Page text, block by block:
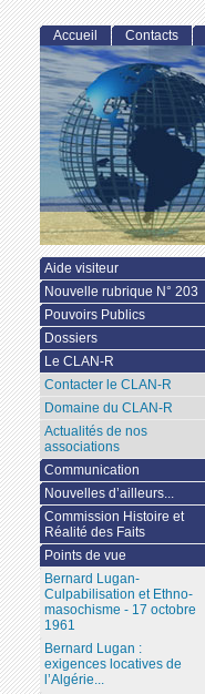
Accueil Contacts
Aide visiteur
Nouvelle rubrique N° 203
Pouvoirs Publics
Dossiers
Le CLAN-R
Contacter le CLAN-R
Domaine du CLAN-R
Actualités de nos
associations
Communication
Nouvelles d’ailleurs...
Commission Histoire et
Réalité des Faits
Points de vue
Bernard Lugan-
Culpabilisation et Ethno-
masochisme - 17 octobre
1961
Bernard Lugan :
exigences locatives de
l’Algérie...